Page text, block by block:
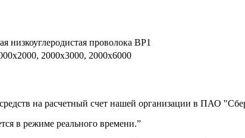
низкоуглеродистая проволока ВР1
2000х3000, 2000х6000
на расчетный счет нашей организации в ПАО
в режиме реального времени.”